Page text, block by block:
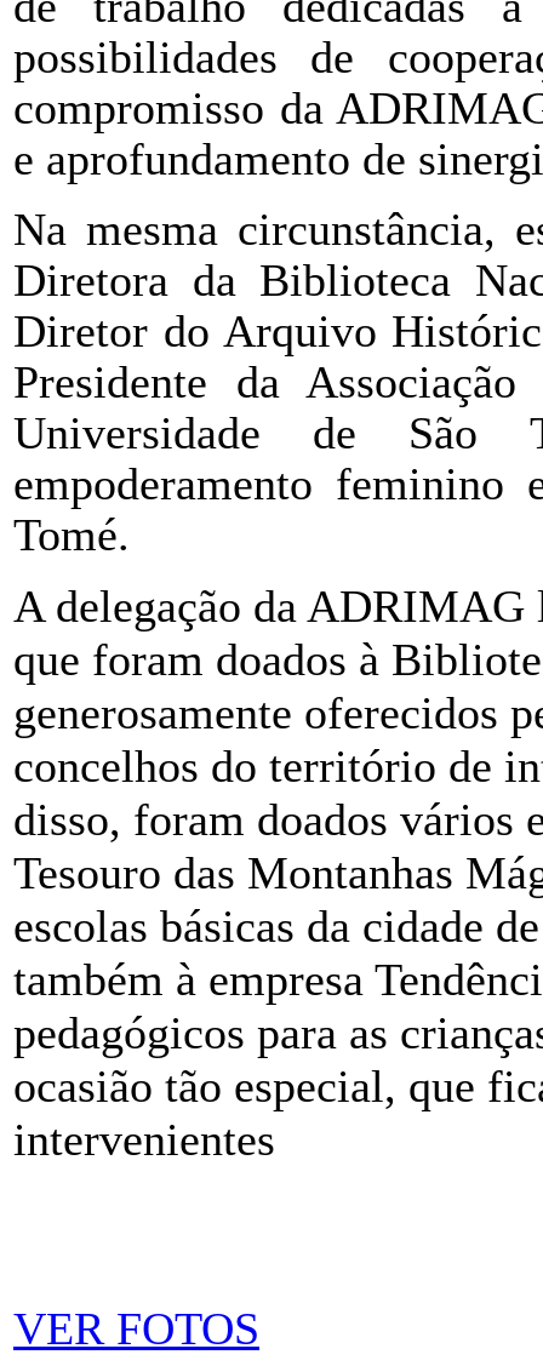
possibilidades de
compromisso da
e aprofundamento de
Na mesma circunstância,
Diretora da Biblioteca
Diretor do Arquivo
Presidente da
Universidade de São
empoderamento
Tomé.
A delegação da ADRIMAG
que foram doados à
generosamente oferecidos
concelhos do território de
disso, foram doados
Tesouro das Montanhas
escolas básicas da cidade
também à empresa
pedagógicos para as
ocasião tão especial, que
intervenientes
VER FOTOS